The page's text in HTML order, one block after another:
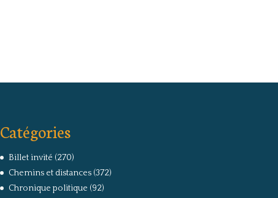
Catégories
Billet invité (270)
Chemins et distances(372)
Chronique politique (92)